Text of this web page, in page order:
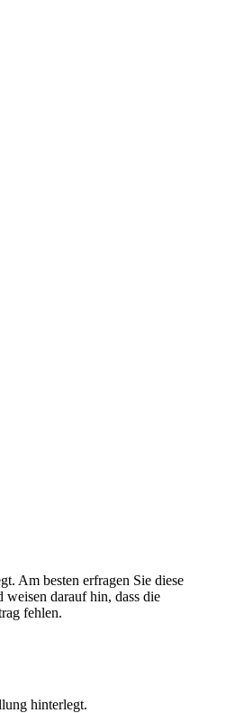
Am besten erfragen Sie diese
darauf hin, dass die
fehlen.
hinterlegt.